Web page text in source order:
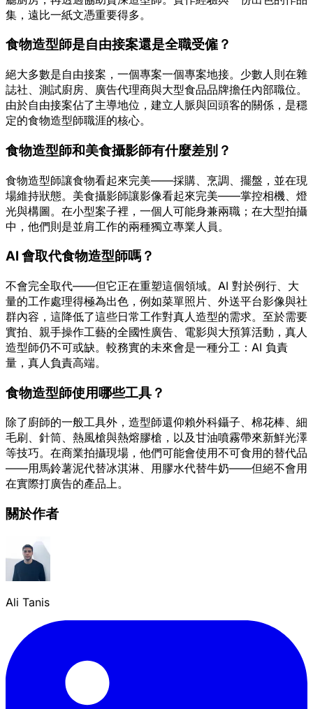
集，遠比一紙文憑重要得多。
食物造型師是自由接案還是全職受僱？
絕大多數是自由接案，一個專案一個專案地接。少數人則在雜
誌社、測試廚房、廣告代理商與大型食品品牌擔任內部職位。
由於自由接案佔了主導地位，建立人脈與回頭客的關係，是穩
定的食物造型師職涯的核心。
食物造型師和美食攝影師有什麼差別？
食物造型師讓食物看起來完美——採購、烹調、擺盤，並在現
場維持狀態。美食攝影師讓影像看起來完美——掌控相機、燈
光與構圖。在小型案子裡，一個人可能身兼兩職；在大型拍攝
中，他們則是並肩工作的兩種獨立專業人員。
AI 會取代食物造型師嗎？
不會完全取代——但它正在重塑這個領域。AI 對於例行、大
量的工作處理得極為出色，例如菜單照片、外送平台影像與社
群內容，這降低了這些日常工作對真人造型的需求。至於需要
實拍、親手操作工藝的全國性廣告、電影與大預算活動，真人
造型師仍不可或缺。較務實的未來會是一種分工：AI 負責
量，真人負責高端。
食物造型師使用哪些工具？
除了廚師的一般工具外，造型師還仰賴外科鑷子、棉花棒、細
毛刷、針筒、熱風槍與熱熔膠槍，以及甘油噴霧帶來新鮮光澤
等技巧。在商業拍攝現場，他們可能會使用不可食用的替代品
——用馬鈴薯泥代替冰淇淋、用膠水代替牛奶——但絕不會用
在實際打廣告的產品上。
關於作者
Ali Tanis